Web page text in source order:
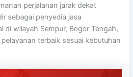
perjalanan jarak dekat
sebagai penyedia jasa
di wilayah Sempur, Bogor Tengah,
terbaik sesuai kebutuhan